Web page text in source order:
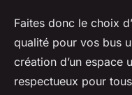
Faites donc le choix
qualité pour vos bus
création d’un espace
respectueux pour